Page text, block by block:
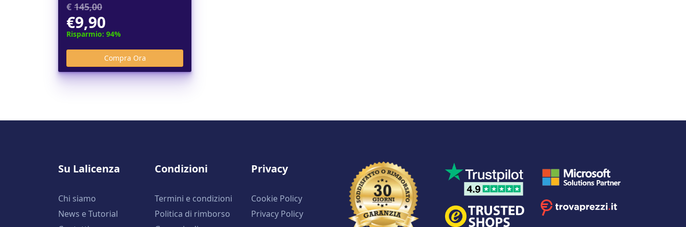
€ 145,00
€9,90
Risparmio: 94%
Su Lalicenza
Chi siamo
News e Tutorial
Condizioni
Termini e condizioni
Politica di rimborso
Privacy
Cookie Policy
Privacy Policy